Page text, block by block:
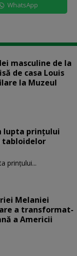
WhatsApp
masculine de la
de casa Louis
la Muzeul
lupta prinţului
tabloidelor
prinţului...
Melaniei
a transformat-
a Americii